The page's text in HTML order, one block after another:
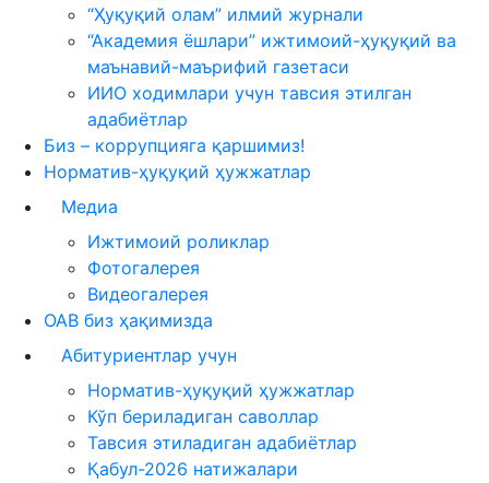
“Ҳуқуқий олам” илмий журнали
“Академия ёшлари” ижтимоий-ҳуқуқий ва
маънавий-маърифий газетаси
ИИО ходимлари учун тавсия этилган
адабиётлар
Биз – коррупцияга қаршимиз!
Норматив-ҳуқуқий ҳужжатлар
Медиа
Ижтимоий роликлар
Фотогалерея
Видеогалерея
ОАВ биз ҳақимизда
Абитуриентлар учун
Норматив-ҳуқуқий ҳужжатлар
Кўп бериладиган саволлар
Тавсия этиладиган адабиётлар
Қабул-2026 натижалари